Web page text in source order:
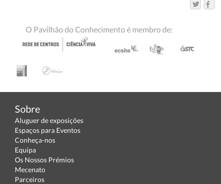
O Pavilhão do Conhecimento é membro de:
Sobre
Aluguer de exposições
Espaços para Eventos
Conheça-nos
Equipa
Os Nossos Prémios
Mecenato
Parceiros